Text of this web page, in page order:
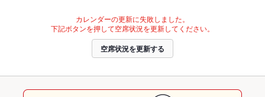
カレンダーの更新に失敗しました。
下記ボタンを押して空席状況を更新してください。
空席状況を更新する